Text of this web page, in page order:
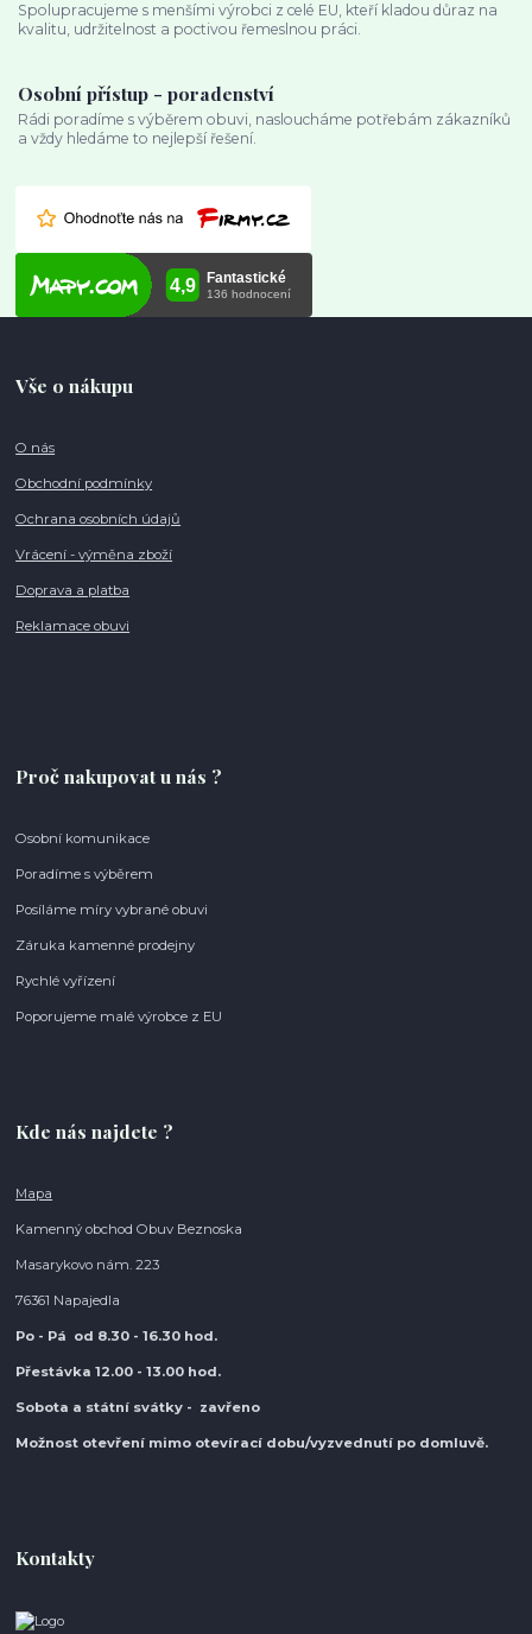
Spolupracujeme s menšími výrobci z celé EU, kteří kladou důraz na
kvalitu, udržitelnost a poctivou řemeslnou práci.
Osobní přístup - poradenství
Rádi poradíme s výběrem obuvi, nasloucháme potřebám zákazníků
a vždy hledáme to nejlepší řešení.
Vše o nákupu
O nás
Obchodní podmínky
Ochrana osobních údajů
Vrácení - výměna zboží
Doprava a platba
Reklamace obuvi
Proč nakupovat u nás ?
Osobní komunikace
Poradíme s výběrem
Posíláme míry vybrané obuvi
Záruka kamenné prodejny
Rychlé vyřízení
Poporujeme malé výrobce z EU
Kde nás najdete ?
Mapa
Kamenný obchod Obuv Beznoska
Masarykovo nám. 223
76361 Napajedla
Po - Pá od 8.30 - 16.30 hod.
Přestávka 12.00 - 13.00 hod.
Sobota a státní svátky - zavřeno
Možnost otevření mimo otevírací dobu/vyzvednutí po domluvě.
Kontakty